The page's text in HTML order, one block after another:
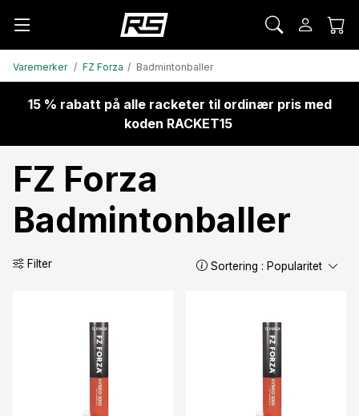
Varemerker FZ Forza Badmintonballer
15 % rabatt på alle racketer til ordinær pris med
koden RACKET15
FZ Forza
Badmintonballer
Filter Sortering : Popularitet